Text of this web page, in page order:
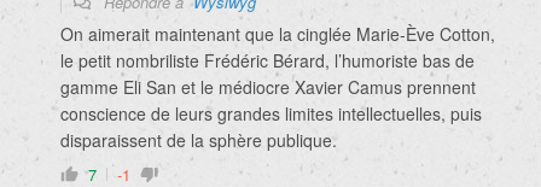
On aimerait maintenant que la cinglée Marie-Ève Cotton,
le petit nombriliste Frédéric Bérard, l’humoriste bas de
gamme Eli San et le médiocre Xavier Camus prennent
conscience de leurs grandes limites intellectuelles, puis
disparaissent de la sphère publique.
7 -1